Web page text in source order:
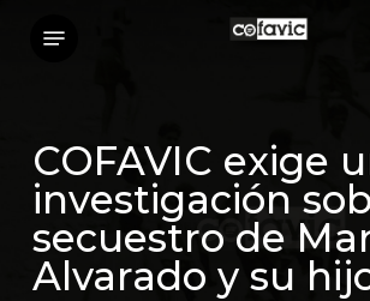
content
COFAVIC exige
investigación
secuestro de
Alvarado y su